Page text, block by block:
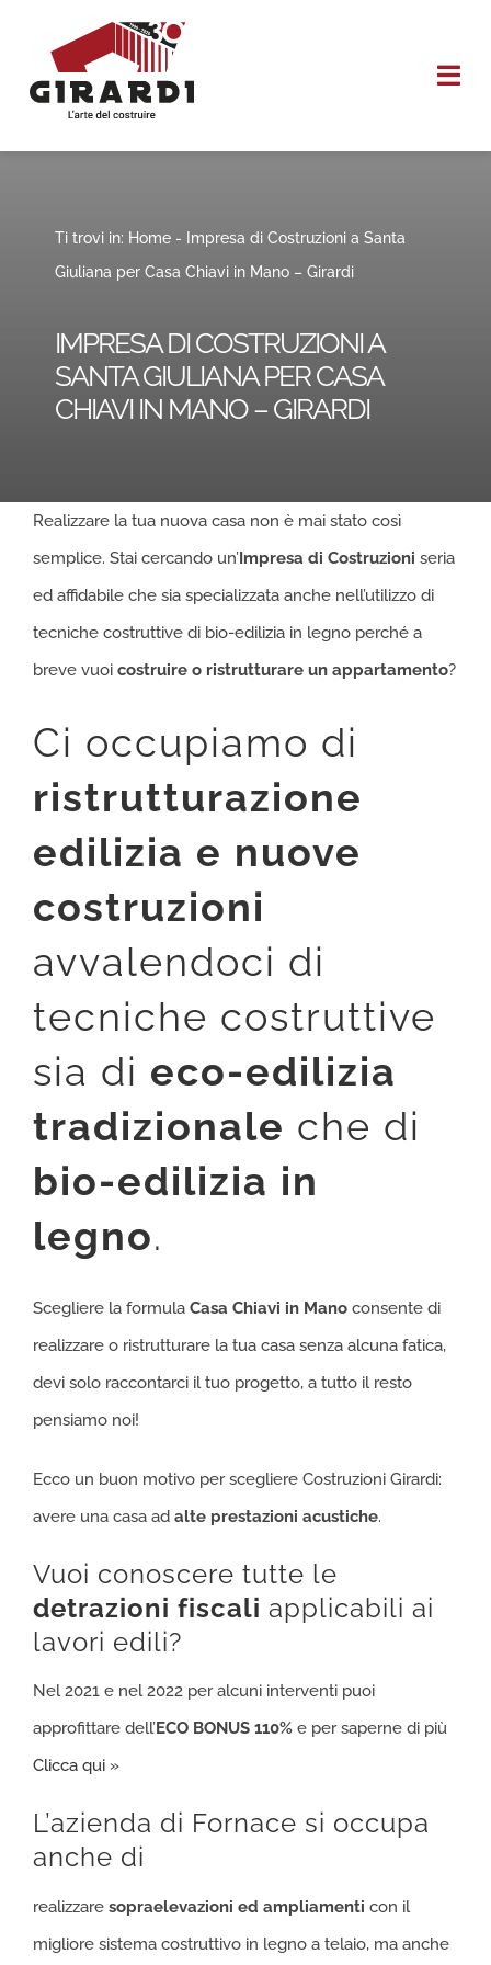
contenuto
CHI SIAMO
REALIZZAZIONI
CONTATTI
Ti trovi in: Home-
Impresa di Costruzioni a Santa
Giuliana per Casa Chiavi in Mano – Girardi
IMPRESA DI COSTRUZIONI A
SANTA GIULIANA PER CASA
CHIAVI IN MANO – GIRARDI
Realizzare la tua nuova casa non è mai stato così
semplice. Stai cercando un’Impresa di Costruzioni seria
ed affidabile che sia specializzata anche nell’utilizzo di
tecniche costruttive di bio-edilizia in legno perché a
breve vuoi costruire o ristrutturare un appartamento?
Ci occupiamo di
ristrutturazione
edilizia e nuove
costruzioni
avvalendoci di
tecniche costruttive
sia di eco-edilizia
tradizionale che di
bio-edilizia in
legno.
Scegliere la formula Casa Chiavi in Mano consente di
realizzare o ristrutturare la tua casa senza alcuna fatica,
devi solo raccontarci il tuo progetto, a tutto il resto
pensiamo noi!
Ecco un buon motivo per scegliere Costruzioni Girardi:
avere una casa ad alte prestazioni acustiche.
Vuoi conoscere tutte le
detrazioni fiscali applicabili ai
lavori edili?
Nel 2021 e nel 2022 per alcuni interventi puoi
approfittare dell’ECO BONUS 110% e per saperne di più
Clicca qui »
L’azienda di Fornace si occupa
anche di
realizzare sopraelevazioni ed ampliamenti con il
migliore sistema costruttivo in legno a telaio, ma anche